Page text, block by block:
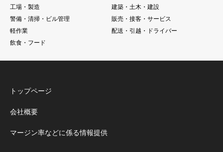
工場・製造
建築・土木・建設
警備・清掃・ビル管理
販売・接客・サービス
軽作業
配送・引越・ドライバー
飲食・フード
トップページ
会社概要
マージン率などに係る情報提供